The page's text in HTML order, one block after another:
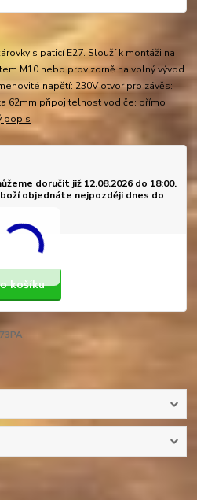
s paticí E27. Slouží k montáži na
M10 nebo provizorně na volný vývod
napětí: 230V otvor pro závěs:
62mm připojitelnost vodiče: přímo
popis
doručit již 12.08.2026 do 18:00.
objednáte nejpozději dnes do
košíku